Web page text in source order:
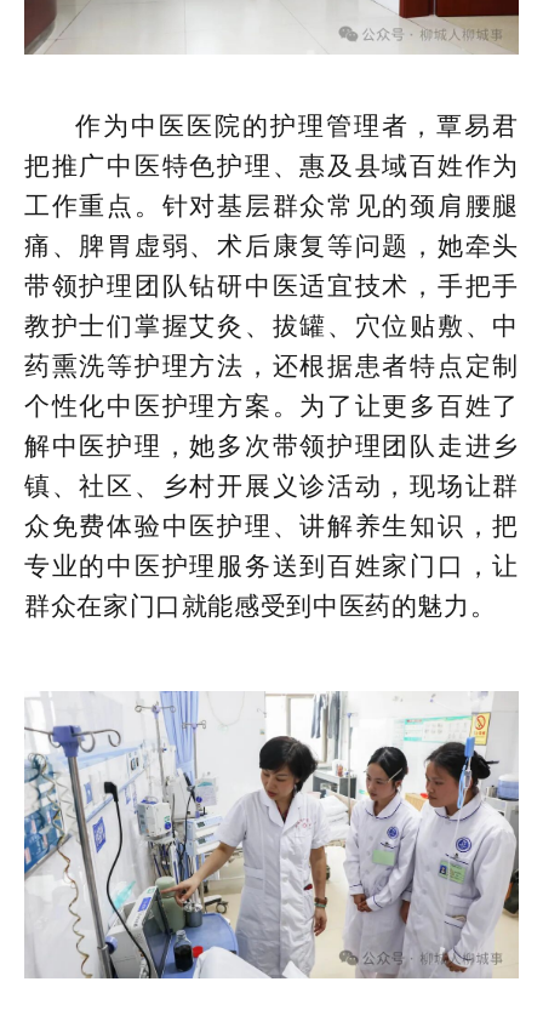
作为中医医院的护理管理者，覃易君
把推广中医特色护理、惠及县域百姓作为
工作重点。针对基层群众常见的颈肩腰腿
痛、脾胃虚弱、术后康复等问题，她牵头
带领护理团队钻研中医适宜技术，手把手
教护士们掌握艾灸、拔罐、穴位贴敷、中
药熏洗等护理方法，还根据患者特点定制
个性化中医护理方案。为了让更多百姓了
解中医护理，她多次带领护理团队走进乡
镇、社区、乡村开展义诊活动，现场让群
众免费体验中医护理、讲解养生知识，把
专业的中医护理服务送到百姓家门口，让
群众在家门口就能感受到中医药的魅力。